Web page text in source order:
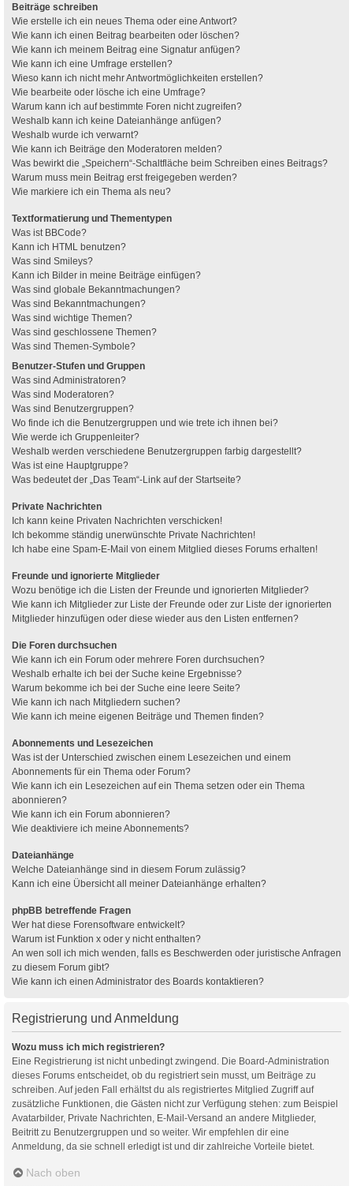
Beiträge schreiben
Wie erstelle ich ein neues Thema oder eine Antwort?
Wie kann ich einen Beitrag bearbeiten oder löschen?
Wie kann ich meinem Beitrag eine Signatur anfügen?
Wie kann ich eine Umfrage erstellen?
Wieso kann ich nicht mehr Antwortmöglichkeiten erstellen?
Wie bearbeite oder lösche ich eine Umfrage?
Warum kann ich auf bestimmte Foren nicht zugreifen?
Weshalb kann ich keine Dateianhänge anfügen?
Weshalb wurde ich verwarnt?
Wie kann ich Beiträge den Moderatoren melden?
Was bewirkt die „Speichern“-Schaltfläche beim Schreiben eines Beitrags?
Warum muss mein Beitrag erst freigegeben werden?
Wie markiere ich ein Thema als neu?
Textformatierung und Thementypen
Was ist BBCode?
Kann ich HTML benutzen?
Was sind Smileys?
Kann ich Bilder in meine Beiträge einfügen?
Was sind globale Bekanntmachungen?
Was sind Bekanntmachungen?
Was sind wichtige Themen?
Was sind geschlossene Themen?
Was sind Themen-Symbole?
Benutzer-Stufen und Gruppen
Was sind Administratoren?
Was sind Moderatoren?
Was sind Benutzergruppen?
Wo finde ich die Benutzergruppen und wie trete ich ihnen bei?
Wie werde ich Gruppenleiter?
Weshalb werden verschiedene Benutzergruppen farbig dargestellt?
Was ist eine Hauptgruppe?
Was bedeutet der „Das Team“-Link auf der Startseite?
Private Nachrichten
Ich kann keine Privaten Nachrichten verschicken!
Ich bekomme ständig unerwünschte Private Nachrichten!
Ich habe eine Spam-E-Mail von einem Mitglied dieses Forums erhalten!
Freunde und ignorierte Mitglieder
Wozu benötige ich die Listen der Freunde und ignorierten Mitglieder?
Wie kann ich Mitglieder zur Liste der Freunde oder zur Liste der ignorierten
Mitglieder hinzufügen oder diese wieder aus den Listen entfernen?
Die Foren durchsuchen
Wie kann ich ein Forum oder mehrere Foren durchsuchen?
Weshalb erhalte ich bei der Suche keine Ergebnisse?
Warum bekomme ich bei der Suche eine leere Seite?
Wie kann ich nach Mitgliedern suchen?
Wie kann ich meine eigenen Beiträge und Themen finden?
Abonnements und Lesezeichen
Was ist der Unterschied zwischen einem Lesezeichen und einem
Abonnements für ein Thema oder Forum?
Wie kann ich ein Lesezeichen auf ein Thema setzen oder ein Thema
abonnieren?
Wie kann ich ein Forum abonnieren?
Wie deaktiviere ich meine Abonnements?
Dateianhänge
Welche Dateianhänge sind in diesem Forum zulässig?
Kann ich eine Übersicht all meiner Dateianhänge erhalten?
phpBB betreffende Fragen
Wer hat diese Forensoftware entwickelt?
Warum ist Funktion x oder y nicht enthalten?
An wen soll ich mich wenden, falls es Beschwerden oder juristische Anfragen
zu diesem Forum gibt?
Wie kann ich einen Administrator des Boards kontaktieren?
Registrierung und Anmeldung
Wozu muss ich mich registrieren?
Eine Registrierung ist nicht unbedingt zwingend. Die Board-Administration
dieses Forums entscheidet, ob du registriert sein musst, um Beiträge zu
schreiben. Auf jeden Fall erhältst du als registriertes Mitglied Zugriff auf
zusätzliche Funktionen, die Gästen nicht zur Verfügung stehen: zum Beispiel
Avatarbilder, Private Nachrichten, E-Mail-Versand an andere Mitglieder,
Beitritt zu Benutzergruppen und so weiter. Wir empfehlen dir eine
Anmeldung, da sie schnell erledigt ist und dir zahlreiche Vorteile bietet.
Nach oben